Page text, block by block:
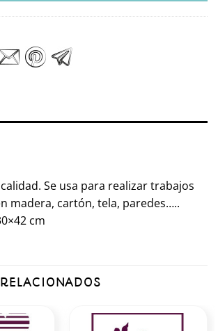
Se usa para realizar trabajos
madera, cartón, tela, paredes…..
cm